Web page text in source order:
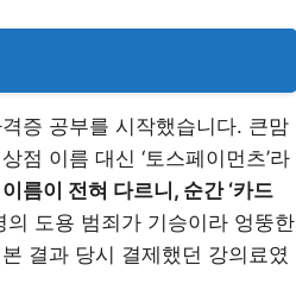
증 공부를 시작했습니다. 큰맘
점 이름 대신 ‘토스페이먼츠’라
름이 전혀 다르니, 순간 ‘카드
의 도용 범죄가 기승이라 엉뚱한
결과 당시 결제했던 강의료였